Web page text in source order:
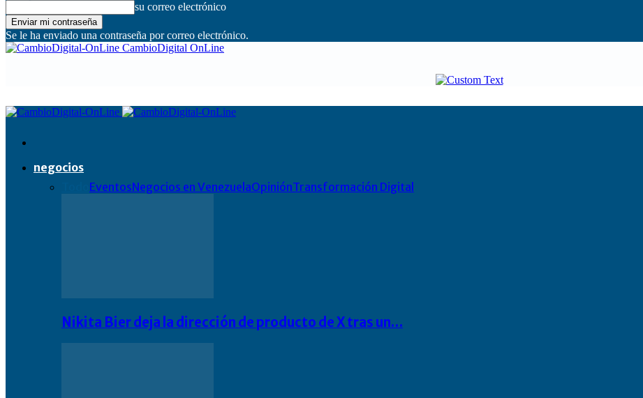
su correo electrónico
Se le ha enviado una contraseña por correo electrónico.
CambioDigital OnLine
negocios
EventosNegocios en VenezuelaOpiniónTransformación Digital
Nikita Bier deja la dirección de producto de X tras un…